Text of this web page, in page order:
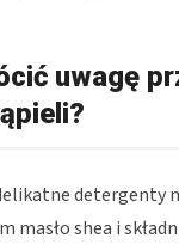
uwagę
detergenty
masło shea i